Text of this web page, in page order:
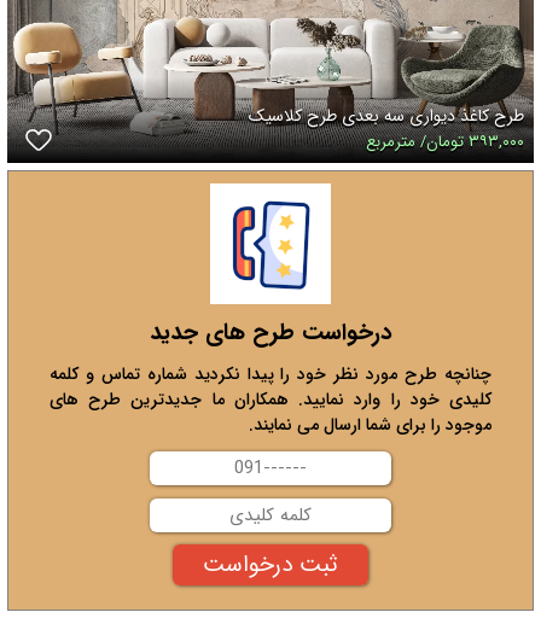
طرح کاغذ دیواری سه بعدی طرح کلاسیک
۳۹۳,۰۰۰ تومان/ مترمربع
درخواست طرح های جدید
چنانچه طرح مورد نظر خود را پیدا نکردید شماره تماس و کلمه
کلیدی خود را وارد نمایید. همکاران ما جدیدترین طرح های
موجود را برای شما ارسال می نمایند.